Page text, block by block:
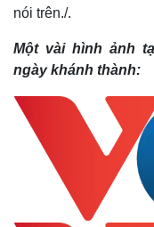
nói trên./.
Một vài hình ảnh
ngày khánh thành: